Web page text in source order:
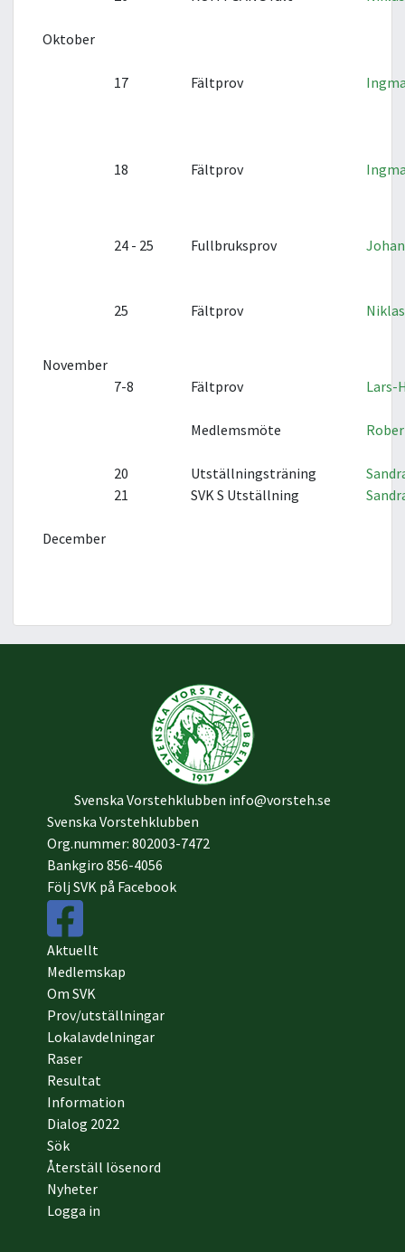
Oktober
17 Fältprov
18 Fältprov
24 - 25 Fullbruksprov
25 Fältprov
November
7-8
Fältprov Lars-
Medlemsmöte
20 Utställningsträning
21
SVK S Utställning
December
Svenska Vorstehklubben info@vorsteh.se
Svenska Vorstehklubben
Org.nummer: 802003-7472
Bankgiro 856-4056
Följ SVK på Facebook
Aktuellt
Medlemskap
Om SVK
Prov/utställningar
Lokalavdelningar
Raser
Resultat
Information
Dialog 2022
Sök
Återställ lösenord
Nyheter
Logga in